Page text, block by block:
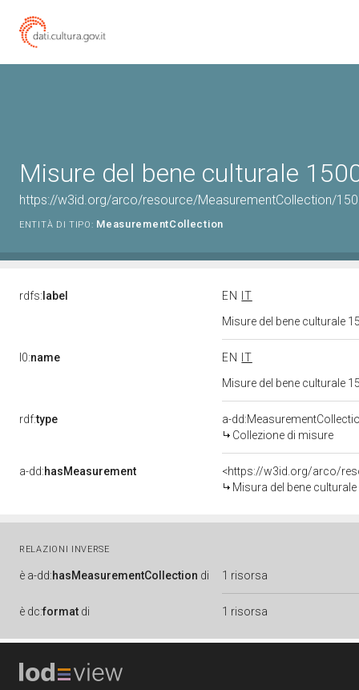
Misure del bene culturale
https://w3id.org/arco/resource/MeasurementCollection/
ENTITÀ DI TIPO: MeasurementCollection
rdfs: label EN
IT
Misure del bene culturale
l0:name EN
IT
Misure del bene culturale
rdf:type
a-
Collezione di misure
a-dd:hasMeasurement
<https://w3id.org/arco/
Misura del bene
RELAZIONI INVERSE
è a-dd:hasMeasurementCollection di 1 risorsa
è dc:format di 1 risorsa